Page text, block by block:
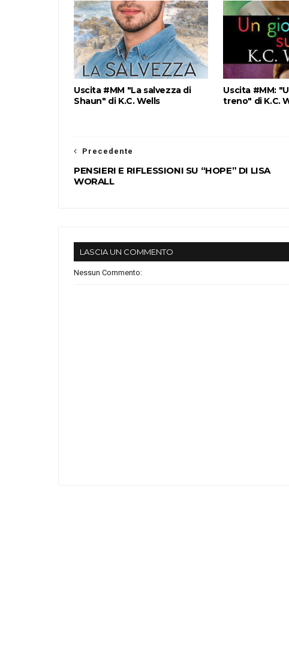
Uscita #MM "La salvezza di
Shaun" di K.C. Wells
Uscita #MM:
treno" di K.C.
Precedente
PENSIERI E RIFLESSIONI SU “HOPE” DI LISA
WORALL
LASCIA UN COMMENTO
Nessun Commento: